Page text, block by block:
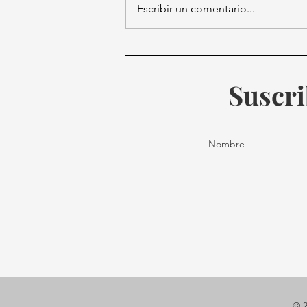
por evasión fiscal
Escribir un comentario...
Nombre